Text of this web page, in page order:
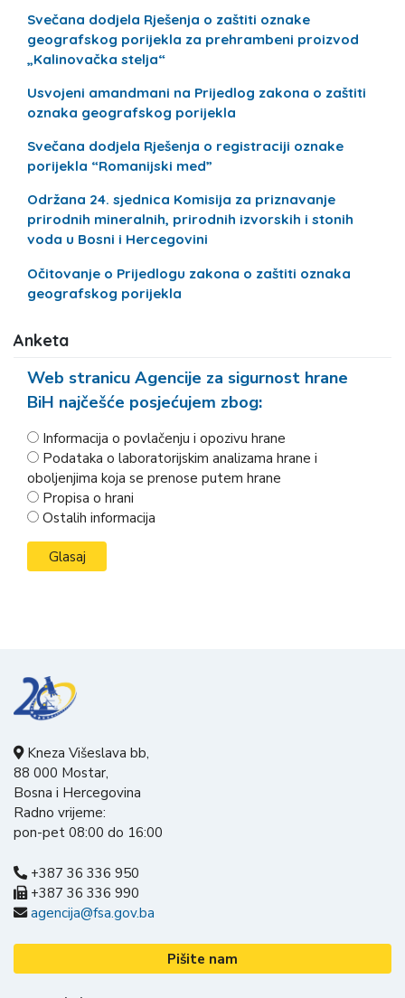
Svečana dodjela Rješenja o zaštiti oznake
geografskog porijekla za prehrambeni proizvod
„Kalinovačka stelja“
Usvojeni amandmani na Prijedlog zakona o zaštiti
oznaka geografskog porijekla
Svečana dodjela Rješenja o registraciji oznake
porijekla “Romanijski med”
Održana 24. sjednica Komisija za priznavanje
prirodnih mineralnih, prirodnih izvorskih i stonih
voda u Bosni i Hercegovini
Očitovanje o Prijedlogu zakona o zaštiti oznaka
geografskog porijekla
Anketa
Web stranicu Agencije za sigurnost hrane
BiH najčešće posjećujem zbog:
Informacija o povlačenju i opozivu hrane
Podataka o laboratorijskim analizama hrane i
oboljenjima koja se prenose putem hrane
Propisa o hrani
Ostalih informacija
Kneza Višeslava bb,
88 000 Mostar,
Bosna i Hercegovina
Radno vrijeme:
pon-pet 08:00 do 16:00
+387 36 336 950
+387 36 336 990
agencija@fsa.gov.ba
Pišite nam